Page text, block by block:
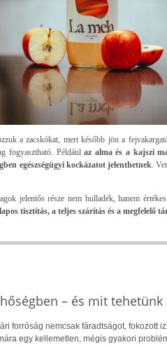
a zacskókat, mert később jön a
fogyasztható. Példáulaz alma és a kajszi
egészségügyi kockázatot jelenthetnek .
jelentős része nem hulladék, hanem
tisztítás, a teljes szárítás és a megfelelő
– és mit tehetünk
forróság nemcsak fáradtságot, fokozott
egy kellemetlen, mégis gyakori